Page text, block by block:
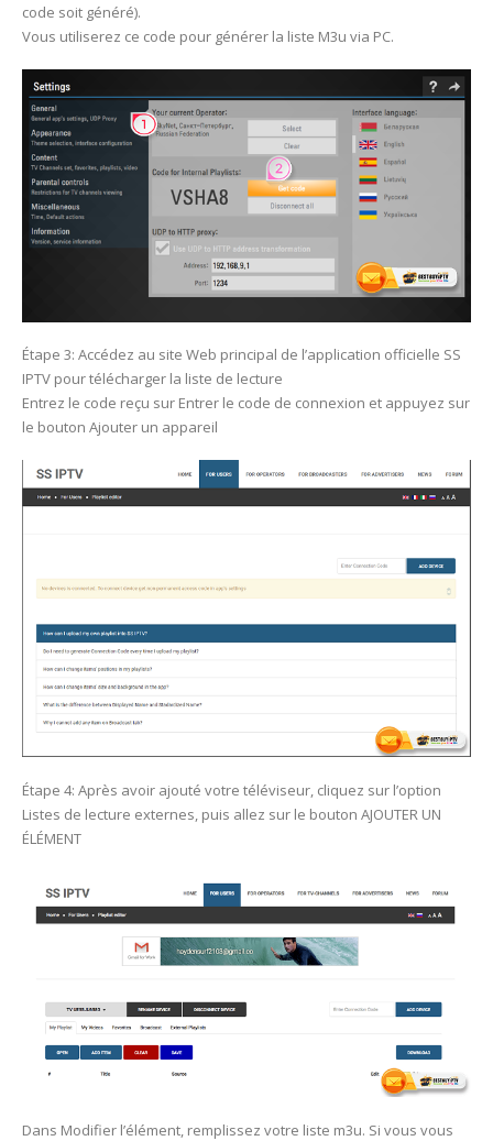
code soit généré).
Vous utiliserez ce code pour générer la liste M3u via PC.
Étape 3: Accédez au site Web principal de l’application officielle SS
IPTV pour télécharger la liste de lecture
Entrez le code reçu sur Entrer le code de connexion et appuyez sur
le bouton Ajouter un appareil
Étape 4: Après avoir ajouté votre téléviseur, cliquez sur l’option
Listes de lecture externes, puis allez sur le bouton AJOUTER UN
ÉLÉMENT
Dans Modifier l’élément, remplissez votre liste m3u. Si vous vous